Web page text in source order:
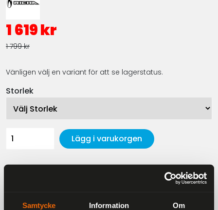
Samtycke Information Om
1 619 kr
1 799 kr
Vänligen välj en variant för att se lagerstatus.
Storlek
Lägg i varukorgen